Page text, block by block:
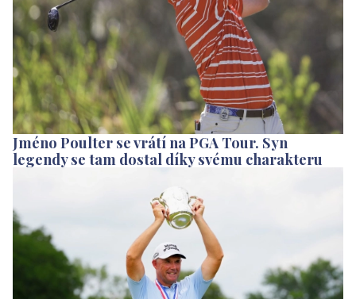
Jméno Poulter se vrátí na PGA Tour. Syn
legendy se tam dostal díky svému charakteru